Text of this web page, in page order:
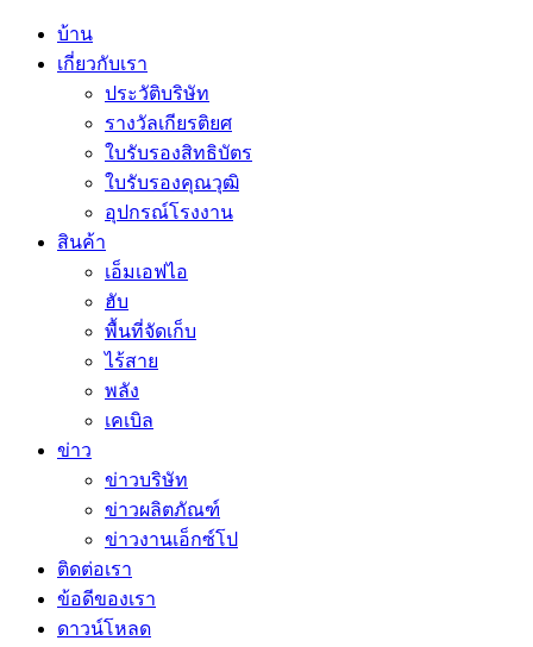
บ้าน
เกี่ยวกับเรา
ประวัติบริษัท
รางวัลเกียรติยศ
ใบรับรองสิทธิบัตร
ใบรับรองคุณวุฒิ
อุปกรณ์โรงงาน
สินค้า
เอ็มเอฟไอ
ฮับ
พื้นที่จัดเก็บ
ไร้สาย
พลัง
เคเบิล
ข่าว
ข่าวบริษัท
ข่าวผลิตภัณฑ์
ข่าวงานเอ็กซ์โป
ติดต่อเรา
ข้อดีของเรา
ดาวน์โหลด